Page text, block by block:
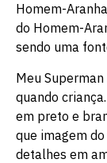
Homem-
do Homem-
sendo uma
Meu
quando
em preto e
que imagem
detalhes em